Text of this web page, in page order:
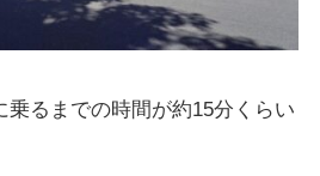
乗るまでの時間が約15分くらい